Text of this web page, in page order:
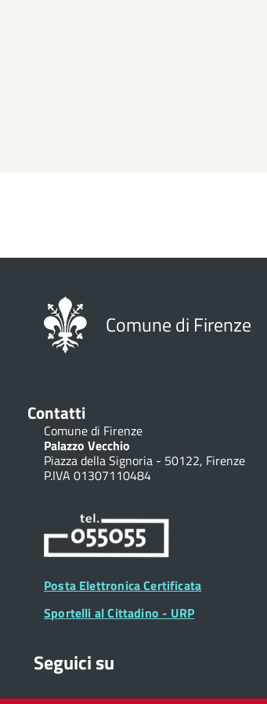
Comune di Firenze
Contatti
Comune di Firenze
Palazzo Vecchio
Piazza della Signoria - 50122, Firenze
P.IVA 01307110484
Posta Elettronica Certificata
Sportelli al Cittadino - URP
Seguici su